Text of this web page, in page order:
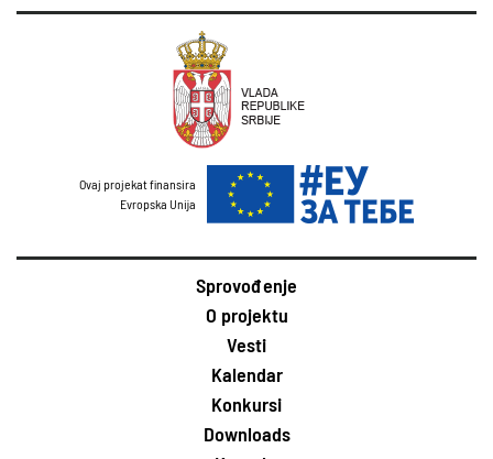
Ovaj projekat finansira
Evropska Unija
Sprovođenje
O projektu
Vesti
Kalendar
Konkursi
Downloads